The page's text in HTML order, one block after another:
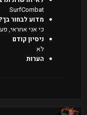
SurfCombat
מדוע לבחור
כי אני אחראי,
ניסיון קודם
לא
הערות